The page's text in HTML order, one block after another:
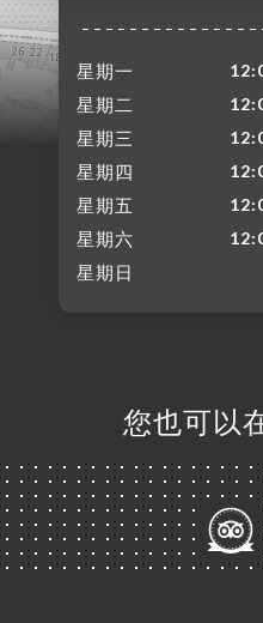
星期一
星期二
星期三
星期四
星期五
星期六
星期日
您也可以